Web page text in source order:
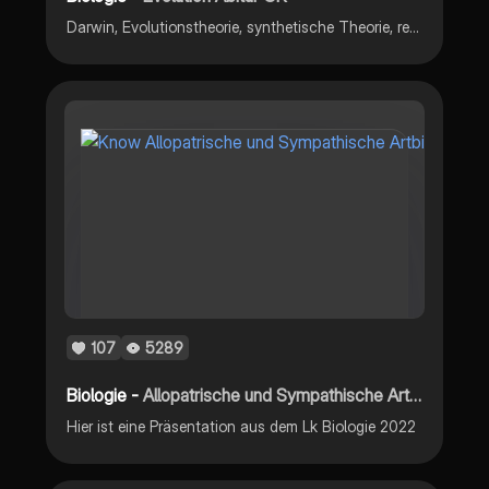
Darwin, Evolutionstheorie, synthetische Theorie, reproduktive Isolation, gedrift, artbegrife, allopathische sympatrische artbildung, dna hybriedisierung
107 5289
Biologie -Allopatrische und Sympathische Artbildung
Hier ist eine Präsentation aus dem Lk Biologie 2022